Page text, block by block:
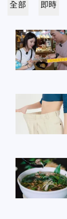
全部 即時